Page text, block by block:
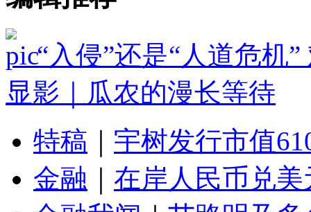
“入侵”还是“人道危机
显影｜瓜农的漫长等待
特稿
宇树发行市值
金融
在岸人民币兑